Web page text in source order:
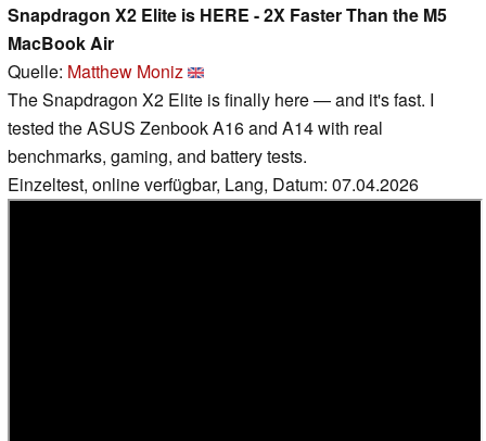
Snapdragon X2 Elite is HERE - 2X Faster Than the M5
MacBook Air
Quelle: Matthew Moniz
The Snapdragon X2 Elite is finally here — and it's fast. I
tested the ASUS Zenbook A16 and A14 with real
benchmarks, gaming, and battery tests.
Einzeltest, online verfügbar, Lang, Datum: 07.04.2026